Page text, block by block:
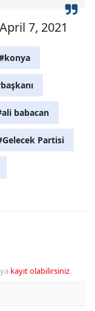
7, 2021
babacan
Partisi
kayıt olabilirsiniz.